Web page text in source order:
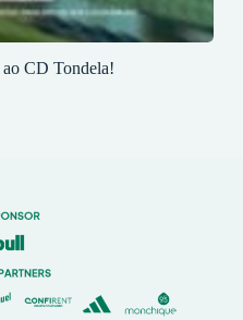
ao CD Tondela!